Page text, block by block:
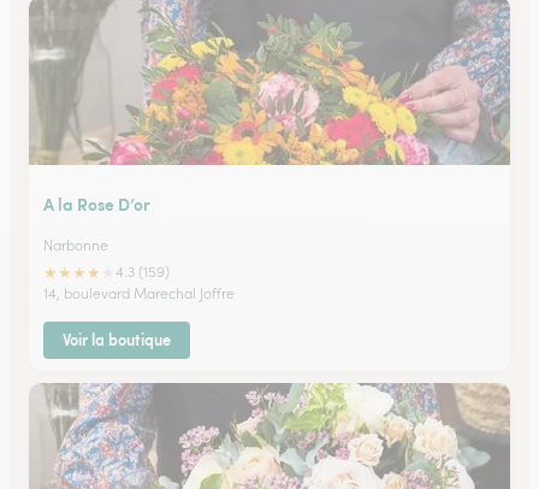
A la Rose D’or
Narbonne
★★★★
4.3 (159)
14, boulevard Marechal Joffre
Voir la boutique